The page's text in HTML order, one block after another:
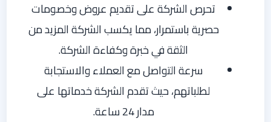
تحرص الشركة على تقديم عروض وخصومات
حصرية باستمرار، مما يكسب الشركة المزيد من
الثقة في خبرة وكفاءة الشركة.
سرعة التواصل مع العملاء والاستجابة
لطلباتهم، حيث تقدم الشركة خدماتها على
مدار 24 ساعة.